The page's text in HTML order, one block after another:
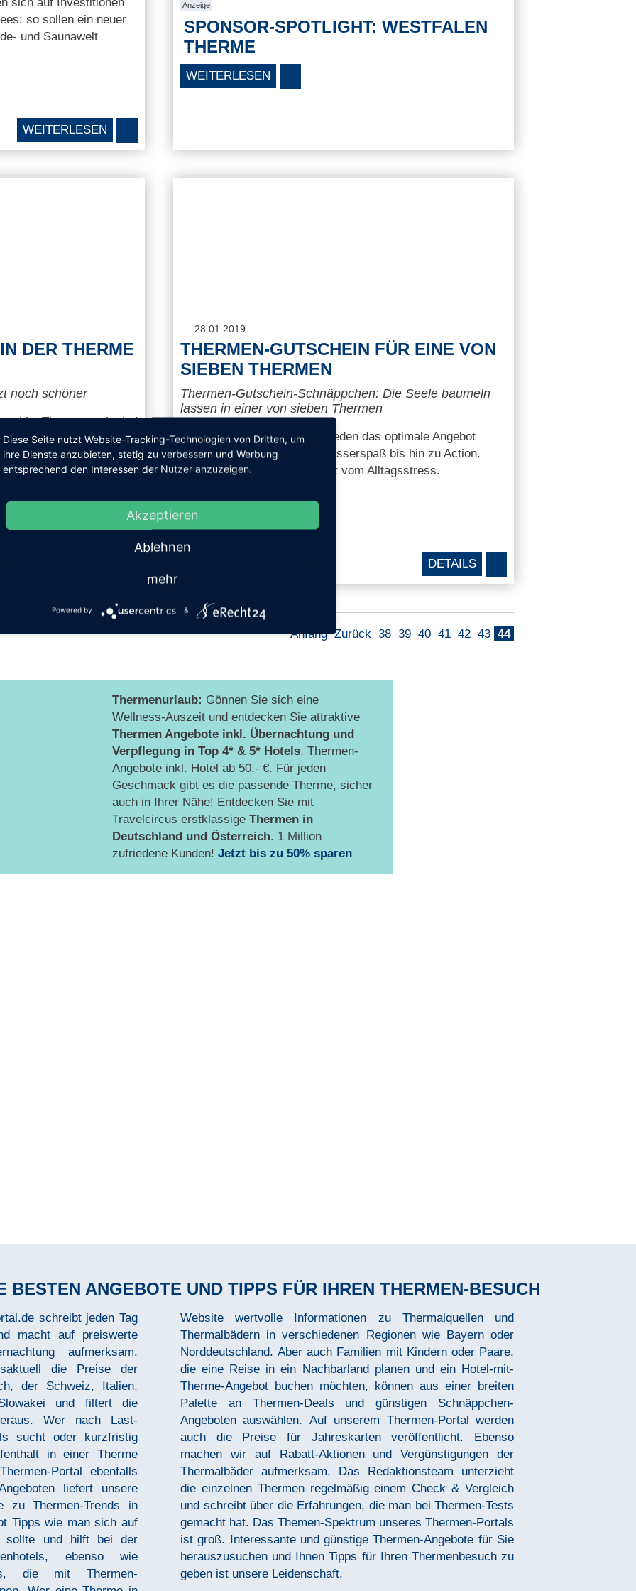
Zurück
so sollen ein neuer
und Saunawelt
WEITERLESEN
Anzeige
SPONSOR-SPOTLIGHT: WESTFALEN
THERME
WEITERLESEN
DER THERME
noch schöner
im Thermenpark sind
Therme Meran. Nach
wieder an 365 Tagen
28.01.2019
THERMEN-GUTSCHEIN FÜR EINE VON
SIEBEN THERMEN
Thermen-Gutschein-Schnäppchen: Die Seele baumeln
lassen in einer von sieben Thermen
Ein Thermenbesuch hält für jeden das optimale Angebot
bereit: von Wellness über Wasserspaß bis hin zu Action.
Perfekt für eine kurze Auszeit vom Alltagsstress.
DETAILS
Anfang Zurück 38 39 40 41 42 43 44
Thermenurlaub: Gönnen Sie sich eine
Wellness-Auszeit und entdecken Sie attraktive
Thermen Angebote inkl. Übernachtung und
Verpflegung in Top 4* & 5* Hotels. Thermen-
Angebote inkl. Hotel ab 50,- €. Für jeden
Geschmack gibt es die passende Therme, sicher
auch in Ihrer Nähe! Entdecken Sie mit
Travelcircus erstklassige Thermen in
Deutschland und Österreich. 1 Million
zufriedene Kunden! Jetzt bis zu 50% sparen
BESTEN ANGEBOTE UND TIPPS FÜR IHREN THERMEN-BESUCH
schreibt jeden Tag
macht auf preiswerte
aufmerksam.
die Preise der
der Schweiz, Italien,
und filtert die
Wer nach Last-
sucht oder kurzfristig
in einer Therme
Portal ebenfalls
liefert unsere
zu Thermen-Trends in
Tipps wie man sich auf
sollte und hilft bei der
ebenso wie
die mit Thermen-
Thermalquellen und
wie Bayern oder
mit Kindern oder Paare,
und ein Hotel-mit-
aus einer breiten
Schnäppchen-
Thermen-Portal werden
veröffentlicht. Ebenso
Vergünstigungen der
unterzieht
Check & Vergleich
man bei Thermen-Tests
Thermen-Portals
Angebote für Sie
Thermenbesuch zu
geben ist unsere Leidenschaft.
Diese Seite nutzt Website-Tracking-Technologien von Dritten, um
ihre Dienste anzubieten, stetig zu verbessern und Werbung
entsprechend den Interessen der Nutzer anzuzeigen.
Akzeptieren
Ablehnen
mehr
Powered by &